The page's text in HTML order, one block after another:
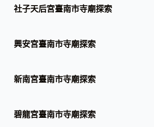
社子天后宮臺南市寺廟探索
興安宮臺南市寺廟探索
新南宮臺南市寺廟探索
碧龍宮臺南市寺廟探索